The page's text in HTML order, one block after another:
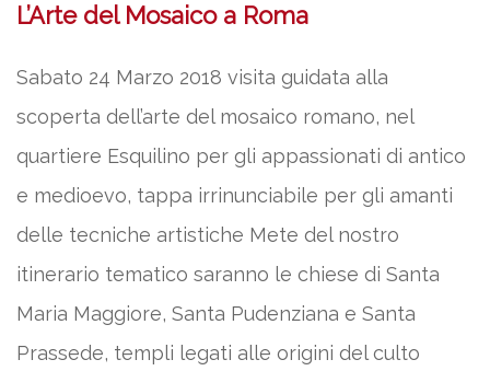
L’Arte del Mosaico a Roma
Sabato 24 Marzo 2018 visita guidata alla
scoperta dell’arte del mosaico romano, nel
quartiere Esquilino per gli appassionati di antico
e medioevo, tappa irrinunciabile per gli amanti
delle tecniche artistiche Mete del nostro
itinerario tematico saranno le chiese di Santa
Maria Maggiore, Santa Pudenziana e Santa
Prassede, templi legati alle origini del culto